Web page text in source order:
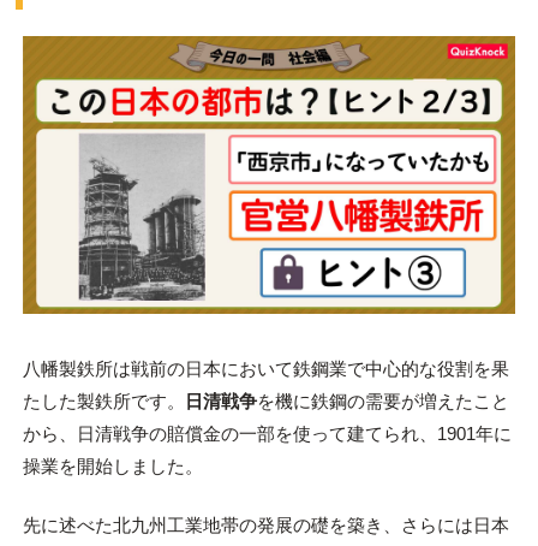
八幡製鉄所は戦前の日本において鉄鋼業で中心的な役割を果
たした製鉄所です。
日清戦争を機に鉄鋼の需要が増えたこと
から、日清戦争の賠償金の一部を使って建てられ、1901年に
操業を開始しました。
先に述べた北九州工業地帯の発展の礎を築き、さらには日本